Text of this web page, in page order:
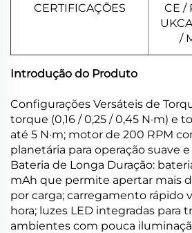
CERTIFICAÇÕES
CE /
/
Introdução do Produto
Configurações Versáteis de
torque (0,16 / 0,25 / 0,45 N·m) e
até 5 N·m; motor de 200 RPM
planetária para operação suave
Bateria de Longa Duração:
mAh que permite apertar mais
por carga; carregamento rápido
hora; luzes LED integradas para
ambientes com pouca